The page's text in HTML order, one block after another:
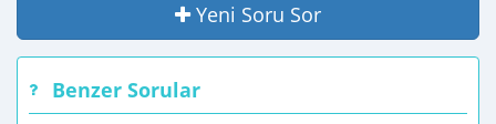
Yeni Soru Sor
Benzer Sorular